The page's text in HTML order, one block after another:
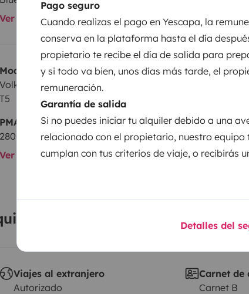
Pago seguro
Cuando realizas el pago en Yescapa, la
conserva en la plataforma hasta el día
propietario te recibe el día de salida para
y si todo va bien, unos días más tarde, el
remuneración.
Garantía de salida
Si no puedes iniciar tu alquiler debido a una
relacionado con el propietario, nuestro
cumplan con tus criterios de viaje, o recibirás
Detalles del
de limpieza.
de ayudaros!
Ver todos los equipamientos
Modelo
Volkswagen Transporter Kombi Pro
T5
Puesta en
PMA:
2800 kg
Altura
1,97 m
Ver todas las características
Viajes al extranjero
Autorizado
Carnet de
Carnet B